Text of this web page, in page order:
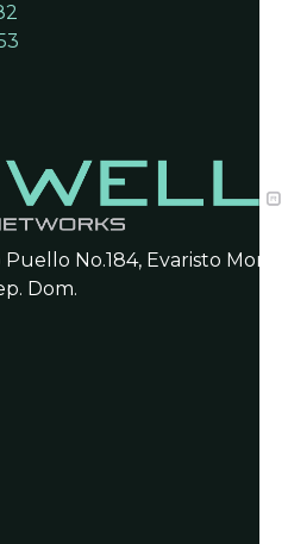
No.184, Evaristo
Dom.